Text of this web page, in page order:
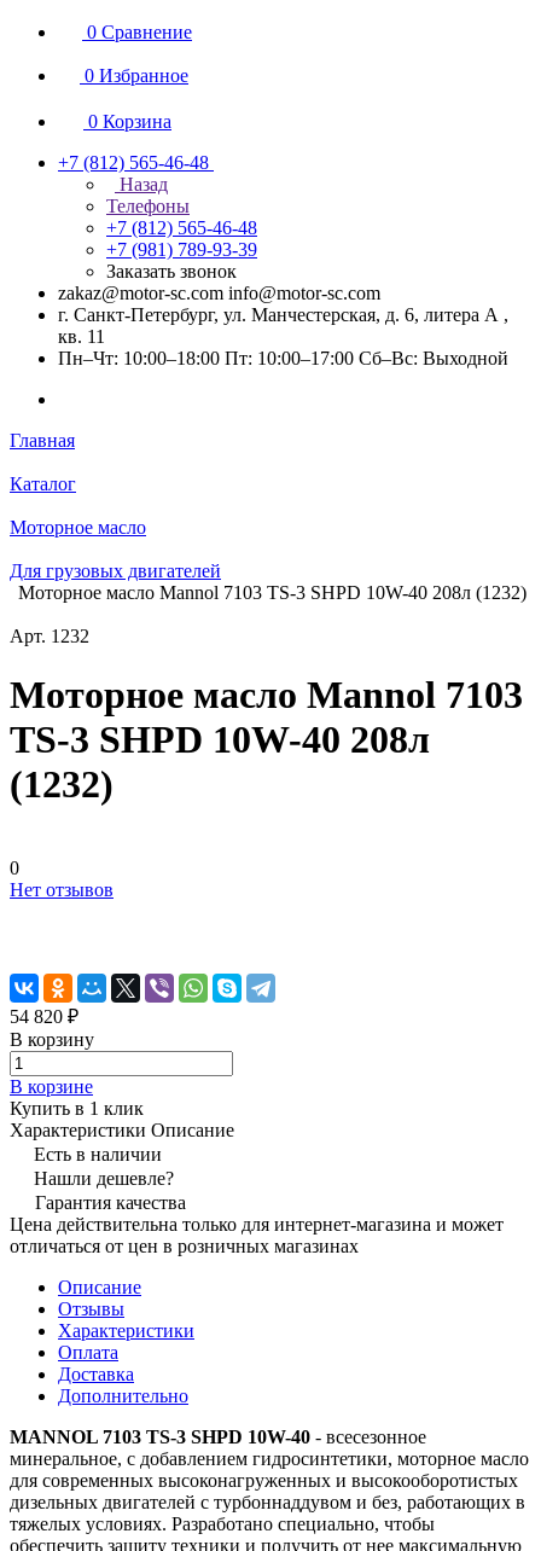
0 Сравнение
0 Избранное
0 Корзина
+7 (812) 565-46-48
Назад
Телефоны
+7 (812) 565-46-48
+7 (981) 789-93-39
Заказать звонок
zakaz@motor-sc.com info@motor-sc.com
г. Санкт-Петербург, ул. Манчестерская, д. 6, литера А ,
кв. 11
Пн–Чт: 10:00–18:00 Пт: 10:00–17:00 Сб–Вс: Выходной
Главная
Каталог
Моторное масло
Для грузовых двигателей
Моторное масло Mannol 7103 TS-3 SHPD 10W-40 208л (1232)
Арт. 1232
Моторное масло Mannol 7103
TS-3 SHPD 10W-40 208л
(1232)
0
Нет отзывов
54 820 ₽
В корзину
В корзине
Купить в 1 клик
Характеристики Описание
Есть в наличии
Нашли дешевле?
Гарантия качества
Цена действительна только для интернет-магазина и может
отличаться от цен в розничных магазинах
Описание
Отзывы
Характеристики
Оплата
Доставка
Дополнительно
MANNOL 7103 TS-3 SHPD 10W-40 - всесезонное
минеральное, с добавлением гидросинтетики, моторное масло
для современных высоконагруженных и высокооборотистых
дизельных двигателей с турбоннаддувом и без, работающих в
тяжелых условиях. Разработано специально, чтобы
обеспечить защиту техники и получить от нее максимальную